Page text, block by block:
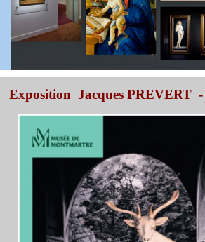
Exposition Jacques PREVERT -